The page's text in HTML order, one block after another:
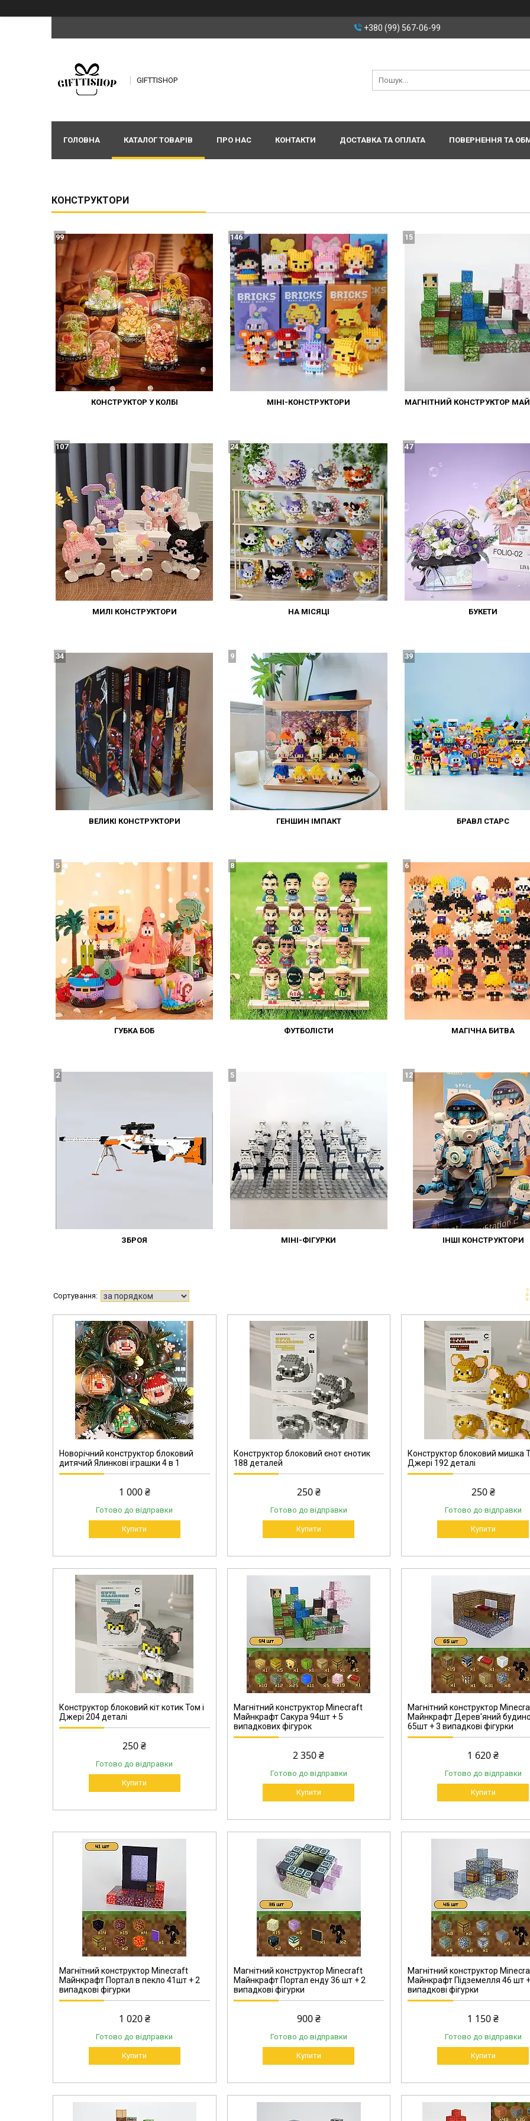
+380 (99) 567-06-99
GIFTTISHOP
ГОЛОВНА КАТАЛОГ ТОВАРІВ ПРО НАС КОНТАКТИ ДОСТАВКА ТА ОПЛАТА ПОВЕРНЕННЯ ТА
КОНСТРУКТОРИ
КОНСТРУКТОР У КОЛБІ
99
МІНІ-КОНСТРУКТОРИ
146
МАГНІТНИЙ КОНСТРУКТОР
15
МИЛІ КОНСТРУКТОРИ
107
НА МІСЯЦІ
24
БУКЕТИ
47
ВЕЛИКІ КОНСТРУКТОРИ
34
ГЕНШИН ІМПАКТ
9
БРАВЛ СТАРС
39
ГУБКА БОБ
5
ФУТБОЛІСТИ
8
МАГІЧНА БИТВА
6
ЗБРОЯ
2
МІНІ-ФІГУРКИ
5
ІНШІ КОНСТРУКТОРИ
12
Новорічний конструктор блоковий
дитячий Ялинкові іграшки 4 в 1
1 000 ₴
Готово до відправки
Купити
Конструктор блоковий єнот єнотик
188 деталей
250 ₴
Готово до відправки
Купити
Конструктор блоковий мишка
Джері 192 деталі
250 ₴
Готово до відправки
Купити
Конструктор блоковий кіт котик Том і
Джері 204 деталі
250 ₴
Готово до відправки
Купити
00024-3
Магнітний конструктор Minecraft
Майнкрафт Сакура 94шт + 5
випадкових фігурок
2 350 ₴
Готово до відправки
Купити
00024-2
Магнітний конструктор
Майнкрафт Дерев'яний
65шт + 3 випадкові фігурки
1 620 ₴
Готово до відправки
Купити
Магнітний конструктор Minecraft
Майнкрафт Портал в пекло 41шт + 2
випадкові фігурки
1 020 ₴
Готово до відправки
Купити
00024-10
Магнітний конструктор Minecraft
Майнкрафт Портал енду 36 шт + 2
випадкові фігурки
900 ₴
Готово до відправки
Купити
00024-8
Магнітний конструктор
Майнкрафт Підземелля 46 шт
випадкові фігурки
1 150 ₴
Готово до відправки
Купити